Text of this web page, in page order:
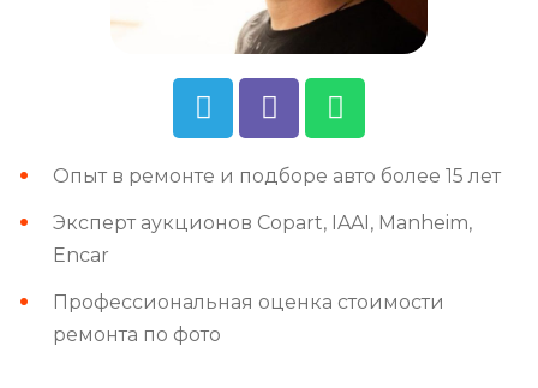
Опыт в ремонте и подборе авто более 15 лет
Эксперт аукционов Copart, IAAI, Manheim,
Encar
Профессиональная оценка стоимости
ремонта по фото